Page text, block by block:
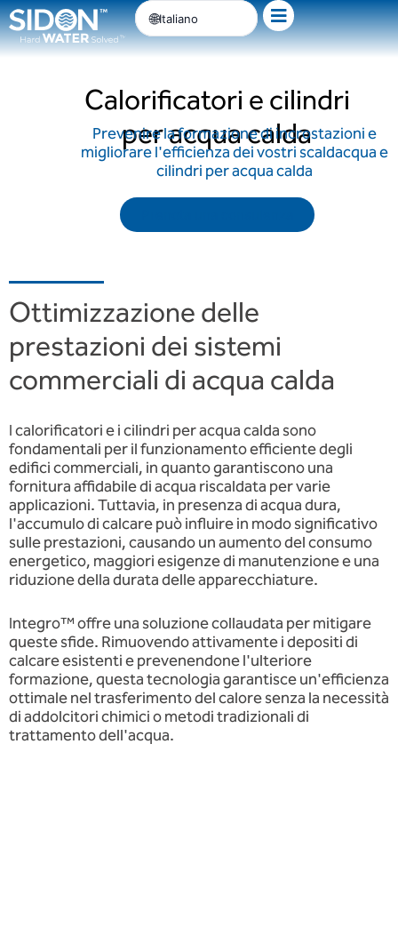
Passa
al
contenuto
Italiano
Calorificatori e cilindri
per acqua calda
Prevenire la formazione di incrostazioni e
migliorare l'efficienza dei vostri scaldacqua e
cilindri per acqua calda
Ottimizzazione delle
prestazioni dei sistemi
commerciali di acqua calda
I calorificatori e i cilindri per acqua calda sono
fondamentali per il funzionamento efficiente degli
edifici commerciali, in quanto garantiscono una
fornitura affidabile di acqua riscaldata per varie
applicazioni. Tuttavia, in presenza di acqua dura,
l'accumulo di calcare può influire in modo significativo
sulle prestazioni, causando un aumento del consumo
energetico, maggiori esigenze di manutenzione e una
riduzione della durata delle apparecchiature.
Integro™ offre una soluzione collaudata per mitigare
queste sfide. Rimuovendo attivamente i depositi di
calcare esistenti e prevenendone l'ulteriore
formazione, questa tecnologia garantisce un'efficienza
ottimale nel trasferimento del calore senza la necessità
di addolcitori chimici o metodi tradizionali di
trattamento dell'acqua.